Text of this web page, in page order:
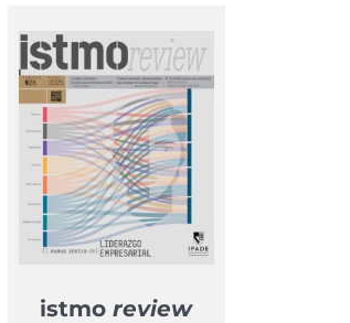
istmoreview